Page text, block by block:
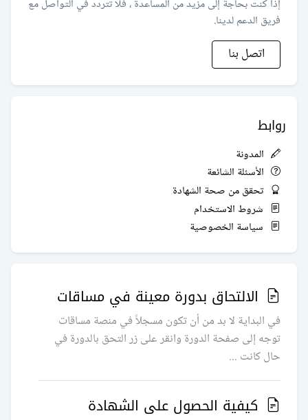
إذا كنت بحاجة إلى مزيد من المساعدة ، فلا تتردد في التواصل مع
فريق الدعم لدينا.
اتصل بنا
روابط
المدونة
الأسئلة الشائعة
تحقق من صحة الشهادة
شروط الاستخدام
سياسة الخصوصية
الالتحاق بدورة معينة في مساقات
في البداية لا بد من أن تكون مسجلاً في منصة مساقات
توجه إلى صفحة الدورة وانقر على زر التحق بالدورة في
حال كانت ...
كيفية الحصول على الشهادة